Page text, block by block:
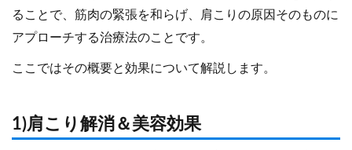
ることで、筋肉の緊張を和らげ、肩こりの原因そのものに
アプローチする治療法のことです。
ここではその概要と効果について解説します。
1)肩こり解消＆美容効果